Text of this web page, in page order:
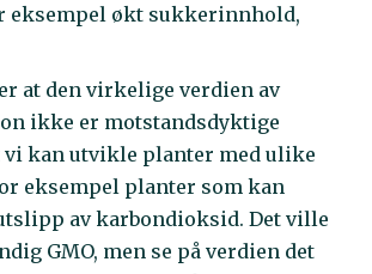
eksempel økt sukkerinnhold,
at den virkelige verdien av
ikke er motstandsdyktige
vi kan utvikle planter med ulike
eksempel planter som kan
av karbondioksid. Det ville
GMO, men se på verdien det